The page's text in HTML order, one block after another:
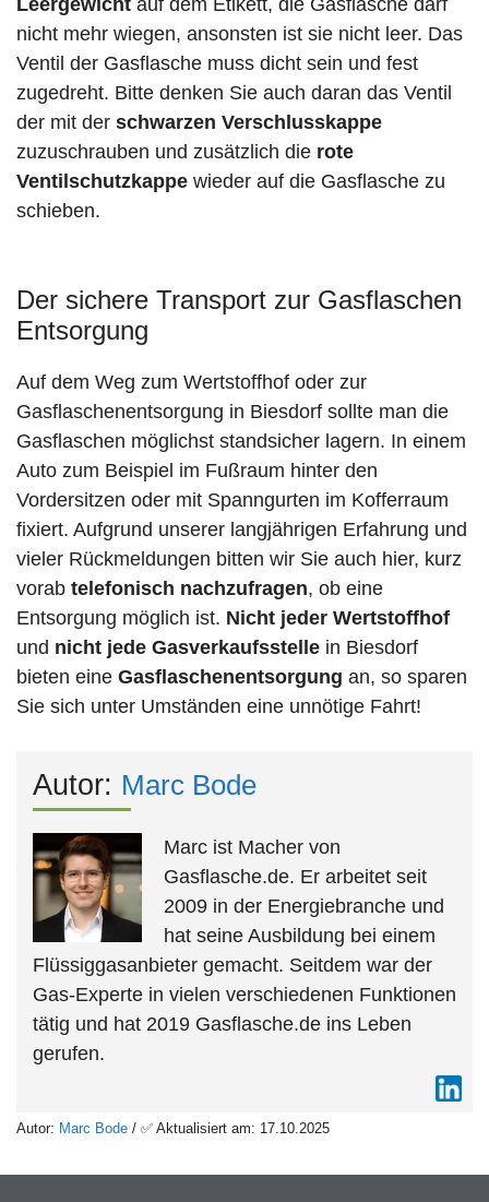
Leergewicht auf dem Etikett, die Gasflasche darf
nicht mehr wiegen, ansonsten ist sie nicht leer. Das
Ventil der Gasflasche muss dicht sein und fest
zugedreht. Bitte denken Sie auch daran das Ventil
der mit der schwarzen Verschlusskappe
zuzuschrauben und zusätzlich die rote
Ventilschutzkappe wieder auf die Gasflasche zu
schieben.
Der sichere Transport zur Gasflaschen
Entsorgung
Auf dem Weg zum Wertstoffhof oder zur
Gasflaschenentsorgung in Biesdorf sollte man die
Gasflaschen möglichst standsicher lagern. In einem
Auto zum Beispiel im Fußraum hinter den
Vordersitzen oder mit Spanngurten im Kofferraum
fixiert. Aufgrund unserer langjährigen Erfahrung und
vieler Rückmeldungen bitten wir Sie auch hier, kurz
vorab telefonisch nachzufragen, ob eine
Entsorgung möglich ist. Nicht jeder Wertstoffhof
und nicht jede Gasverkaufsstelle in Biesdorf
bieten eine Gasflaschenentsorgung an, so sparen
Sie sich unter Umständen eine unnötige Fahrt!
Autor: Marc Bode
Marc ist Macher von
Gasflasche.de. Er arbeitet seit
2009 in der Energiebranche und
hat seine Ausbildung bei einem
Flüssiggasanbieter gemacht. Seitdem war der
Gas-Experte in vielen verschiedenen Funktionen
tätig und hat 2019 Gasflasche.de ins Leben
gerufen.
Autor: Marc Bode / ✅ Aktualisiert am: 17.10.2025